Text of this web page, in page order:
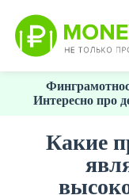
основному
Интересно про
Какие